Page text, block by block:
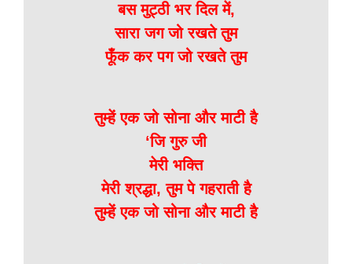
बस मुट्ठी भर दिल में,
सारा जग जो रखते तुम
फूँक कर पग जो रखते तुम
तुम्हें एक जो सोना और माटी है
‘जि गुरु जी
मेरी भक्ति
मेरी श्रद्धा, तुम पे गहराती है
तुम्हें एक जो सोना और माटी है